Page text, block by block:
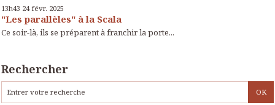
13h43 24 févr. 2025
"Les parallèles" à la Scala
Ce soir-là, ils se préparent à franchir la porte...
Rechercher